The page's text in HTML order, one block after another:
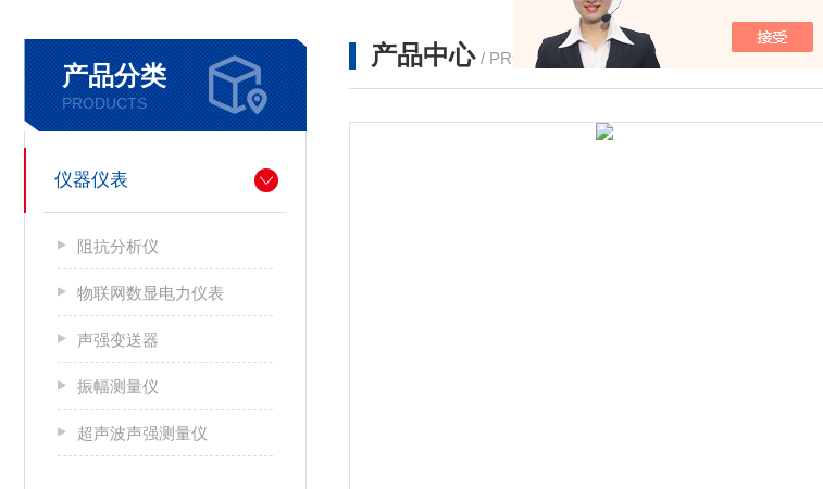
产品分类
PRODUCTS
仪器仪表
阻抗分析仪
物联网数显电力仪表
声强变送器
振幅测量仪
超声波声强测量仪
产品中心 / PRODUCTS 我的位置：首页>